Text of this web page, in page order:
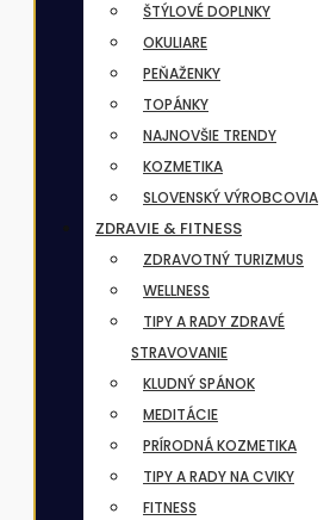
ŠTÝLOVÉ DOPLNKY
OKULIARE
PEŇAŽENKY
TOPÁNKY
NAJNOVŠIE TRENDY
KOZMETIKA
SLOVENSKÝ VÝROBCOVIA
ZDRAVIE & FITNESS
ZDRAVOTNÝ TURIZMUS
WELLNESS
TIPY A RADY ZDRAVÉ
STRAVOVANIE
KLUDNÝ SPÁNOK
MEDITÁCIE
PRÍRODNÁ KOZMETIKA
TIPY A RADY NA CVIKY
FITNESS